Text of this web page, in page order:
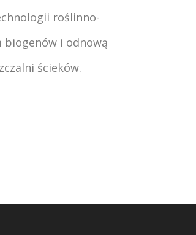
roślinno-
biogenów i odnową
ścieków.